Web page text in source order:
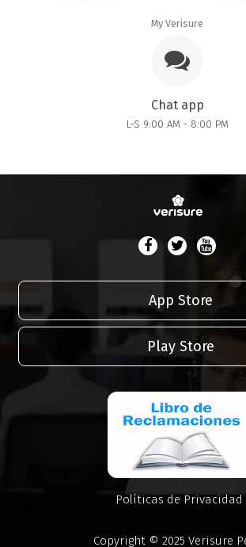
My Verisure
Chat app
L-S 9:00 AM - 8:00 PM
App Store
Play Store
Políticas de Privacidad
Copyright © 2025 Verisure